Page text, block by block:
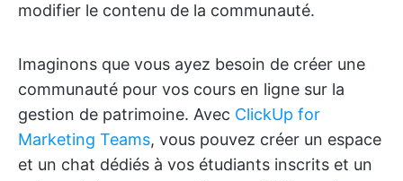
modifier le contenu de la communauté.
Imaginons que vous ayez besoin de créer une
communauté pour vos cours en ligne sur la
gestion de patrimoine. Avec ClickUp for
Marketing Teams, vous pouvez créer un espace
et un chat dédiés à vos étudiants inscrits et un